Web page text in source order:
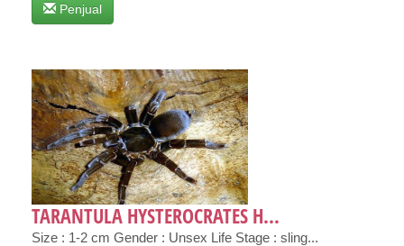
Penjual
TARANTULA HYSTEROCRATES H...
Size : 1-2 cm Gender : Unsex Life Stage : sling...